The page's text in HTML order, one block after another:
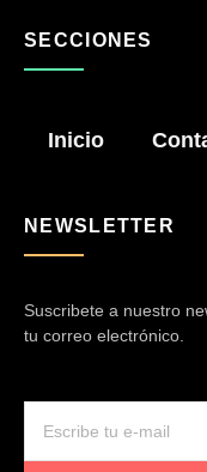
SECCIONES
Inicio
NEWSLETTER
Suscribete a nuestro
tu correo electrónico.